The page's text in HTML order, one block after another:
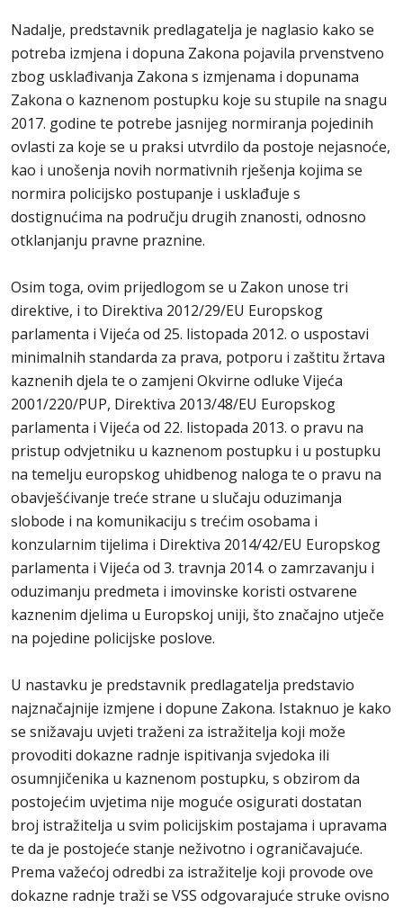
Nadalje, predstavnik predlagatelja je naglasio kako se
potreba izmjena i dopuna Zakona pojavila prvenstveno
zbog usklađivanja Zakona s izmjenama i dopunama
Zakona o kaznenom postupku koje su stupile na snagu
2017. godine te potrebe jasnijeg normiranja pojedinih
ovlasti za koje se u praksi utvrdilo da postoje nejasnoće,
kao i unošenja novih normativnih rješenja kojima se
normira policijsko postupanje i usklađuje s
dostignućima na području drugih znanosti, odnosno
otklanjanju pravne praznine.
Osim toga, ovim prijedlogom se u Zakon unose tri
direktive, i to Direktiva 2012/29/EU Europskog
parlamenta i Vijeća od 25. listopada 2012. o uspostavi
minimalnih standarda za prava, potporu i zaštitu žrtava
kaznenih djela te o zamjeni Okvirne odluke Vijeća
2001/220/PUP, Direktiva 2013/48/EU Europskog
parlamenta i Vijeća od 22. listopada 2013. o pravu na
pristup odvjetniku u kaznenom postupku i u postupku
na temelju europskog uhidbenog naloga te o pravu na
obavješćivanje treće strane u slučaju oduzimanja
slobode i na komunikaciju s trećim osobama i
konzularnim tijelima i Direktiva 2014/42/EU Europskog
parlamenta i Vijeća od 3. travnja 2014. o zamrzavanju i
oduzimanju predmeta i imovinske koristi ostvarene
kaznenim djelima u Europskoj uniji, što značajno utječe
na pojedine policijske poslove.
U nastavku je predstavnik predlagatelja predstavio
najznačajnije izmjene i dopune Zakona. Istaknuo je kako
se snižavaju uvjeti traženi za istražitelja koji može
provoditi dokazne radnje ispitivanja svjedoka ili
osumnjičenika u kaznenom postupku, s obzirom da
postojećim uvjetima nije moguće osigurati dostatan
broj istražitelja u svim policijskim postajama i upravama
te da je postojeće stanje neživotno i ograničavajuće.
Prema važećoj odredbi za istražitelje koji provode ove
dokazne radnje traži se VSS odgovarajuće struke ovisno